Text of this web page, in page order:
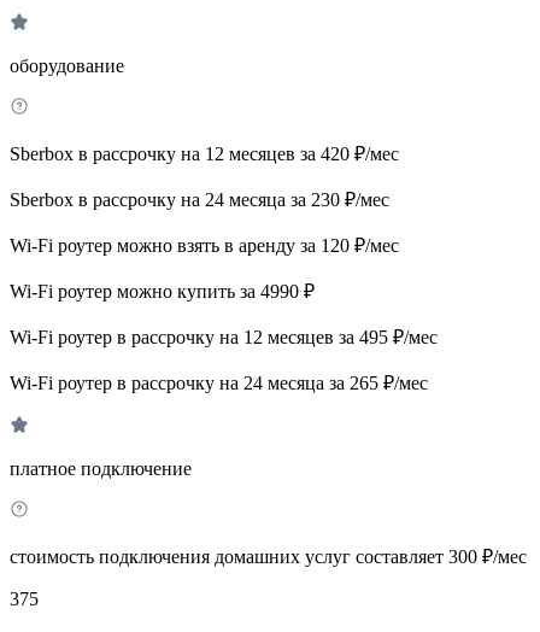
оборудование
Sberbox в рассрочку на 12 месяцев за 420 ₽/мес
Sberbox в рассрочку на 24 месяца за 230 ₽/мес
Wi-Fi роутер можно взять в аренду за 120 ₽/мес
Wi-Fi роутер можно купить за 4990 ₽
Wi-Fi роутер в рассрочку на 12 месяцев за 495 ₽/мес
Wi-Fi роутер в рассрочку на 24 месяца за 265 ₽/мес
платное подключение
стоимость подключения домашних услуг составляет 300 ₽/мес
375